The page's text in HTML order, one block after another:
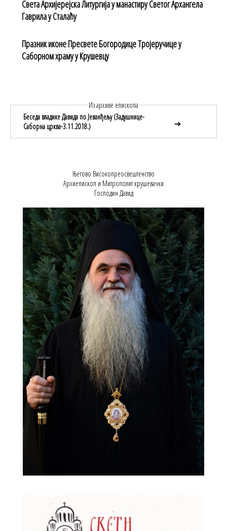
Света Архијерејска Литургија у манастиру Светог Архангела
Гаврила у Сталаћу
Празник иконе Пресвете Богородице Тројеручице у
Саборном храму у Крушевцу
Из архиве епископа
Беседа владике Давида по Јеванђељу (Задушнице-
Саборна црква-3.11.2018.)
➔
Његово Високопреосвештенство
Архиепископ и Митрополит крушевачки
Господин Давид